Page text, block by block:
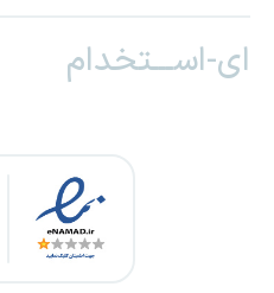
ای-اســـتخدام